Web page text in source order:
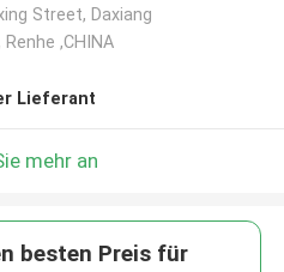
Street, Daxiang
,CHINA
Lieferant
mehr an
besten Preis für